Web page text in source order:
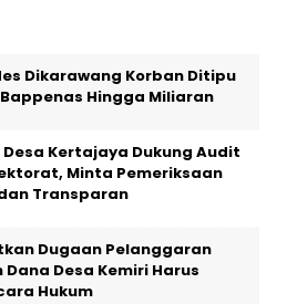
Dikarawang Korban Ditipu
Hingga Miliaran
Kertajaya Dukung Audit
Minta Pemeriksaan
Transparan
Dugaan Pelanggaran
Desa Kemiri Harus
Hukum